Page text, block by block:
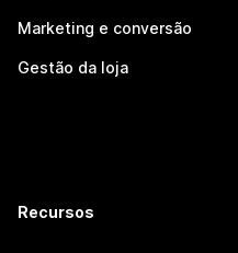
Marketing e conversão
Gestão da loja
Recursos